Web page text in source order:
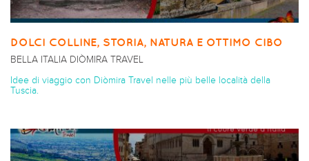
DOLCI COLLINE, STORIA, NATURA E OTTIMO CIBO
BELLA ITALIA DIÒMIRA TRAVEL
Idee di viaggio con Diòmira Travel nelle più belle località della
Tuscia.